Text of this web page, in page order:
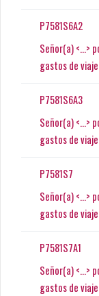
P7581S6A2
Señor(a) <...>
gastos de viaje
P7581S6A3
Señor(a) <...>
gastos de viaje
P7581S7
Señor(a) <...>
gastos de viaje
P7581S7A1
Señor(a) <...>
gastos de viaje